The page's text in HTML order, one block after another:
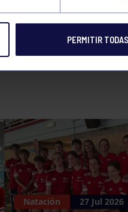
PERMITIR TODAS
Natación 27 Jul 2026